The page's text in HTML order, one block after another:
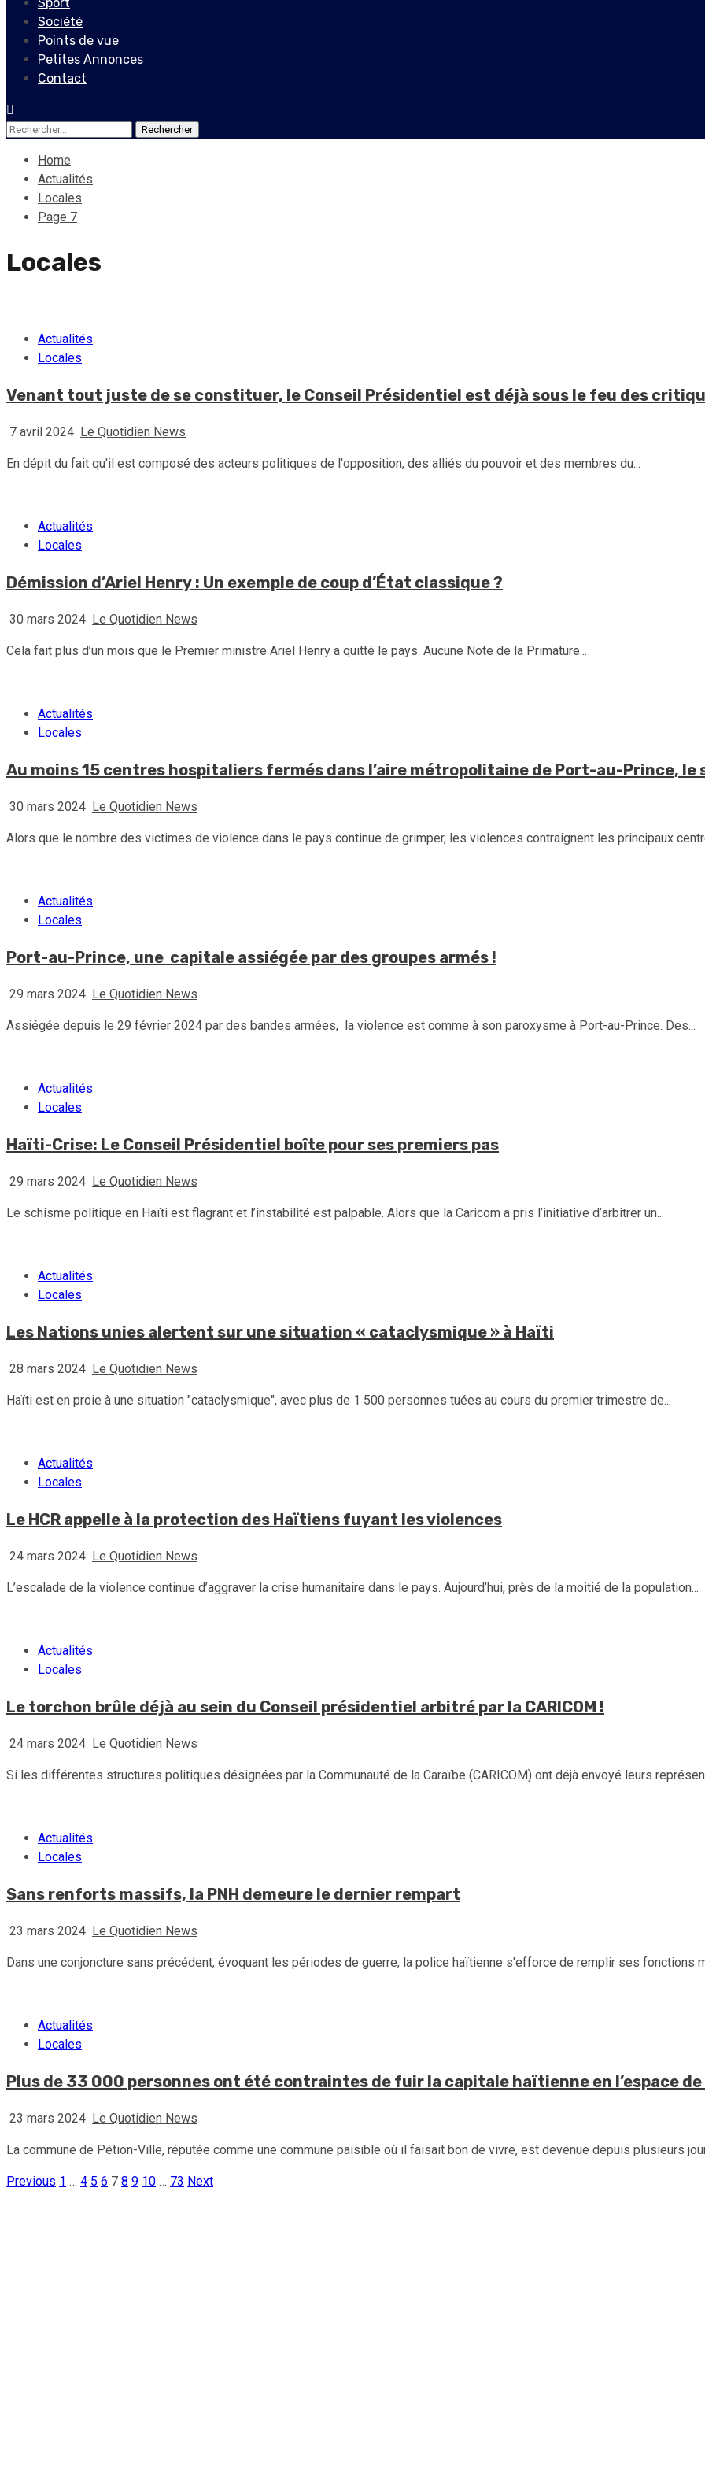
Société
Points de vue
Petites Annonces
Contact
Rechercher :
Home
Actualités
Locales
Page 7
Locales
Actualités
Locales
Venant tout juste de se constituer, le Conseil Présidentiel est déjà sous le feu des
7 avril 2024 Le Quotidien News
En dépit du fait qu'il est composé des acteurs politiques de l'opposition, des alliés du pouvoir et des membres du...
Actualités
Locales
Démission d’Ariel Henry : Un exemple de coup d’État classique ?
30 mars 2024 Le Quotidien News
Cela fait plus d’un mois que le Premier ministre Ariel Henry a quitté le pays. Aucune Note de la Primature...
Actualités
Locales
Au moins 15 centres hospitaliers fermés dans l’aire métropolitaine de Port-au-Prince, le
30 mars 2024 Le Quotidien News
Alors que le nombre des victimes de violence dans le pays continue de grimper, les violences contraignent les principaux
Actualités
Locales
Port-au-Prince, une capitale assiégée par des groupes armés !
29 mars 2024 Le Quotidien News
Assiégée depuis le 29 février 2024 par des bandes armées, la violence est comme à son paroxysme à Port-au-Prince. Des...
Actualités
Locales
Haïti-Crise: Le Conseil Présidentiel boîte pour ses premiers pas
29 mars 2024 Le Quotidien News
Le schisme politique en Haïti est flagrant et l’instabilité est palpable. Alors que la Caricom a pris l’initiative d’arbitrer un...
Actualités
Locales
Les Nations unies alertent sur une situation « cataclysmique » à Haïti
28 mars 2024 Le Quotidien News
Haïti est en proie à une situation "cataclysmique", avec plus de 1 500 personnes tuées au cours du premier trimestre de...
Actualités
Locales
Le HCR appelle à la protection des Haïtiens fuyant les violences
24 mars 2024 Le Quotidien News
L’escalade de la violence continue d’aggraver la crise humanitaire dans le pays. Aujourd’hui, près de la moitié de la population...
Actualités
Locales
Le torchon brûle déjà au sein du Conseil présidentiel arbitré par la CARICOM !
24 mars 2024 Le Quotidien News
Si les différentes structures politiques désignées par la Communauté de la Caraïbe (CARICOM) ont déjà envoyé leurs
Actualités
Locales
Sans renforts massifs, la PNH demeure le dernier rempart
23 mars 2024 Le Quotidien News
Dans une conjoncture sans précédent, évoquant les périodes de guerre, la police haïtienne s'efforce de remplir ses fonctions
Actualités
Locales
Plus de 33 000 personnes ont été contraintes de fuir la capitale haïtienne en l’espace de
23 mars 2024 Le Quotidien News
La commune de Pétion-Ville, réputée comme une commune paisible où il faisait bon de vivre, est devenue depuis plusieurs
Pagination
Previous 1 … 4 5 6 7 8 9 10 … 73 Next